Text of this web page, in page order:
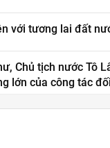
với tương lai đất
Chủ tịch nước Tô
lớn của công tác